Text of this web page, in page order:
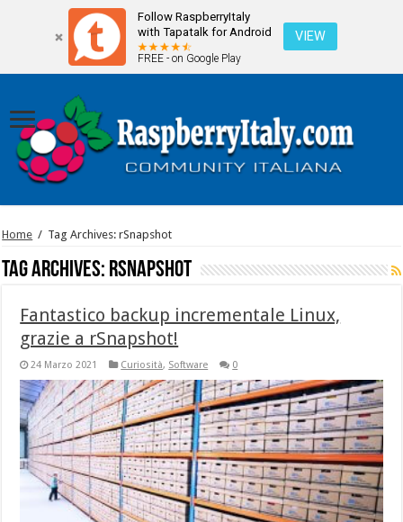
Follow RaspberryItaly
with Tapatalk for Android
FREE - on Google Play
VIEW
Home / Tag Archives: rSnapshot
Tag Archives: rSnapshot
Fantastico backup incrementale Linux,
grazie a rSnapshot!
24 Marzo 2021 Curiosità, Software 0